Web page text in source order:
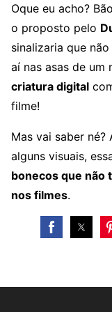
Oque eu acho?
o proposto pelo
sinalizaria que
aí nas asas de um
criatura digital
filme!
Mas vai saber né?
alguns visuais,
bonecos que não
nos filmes.